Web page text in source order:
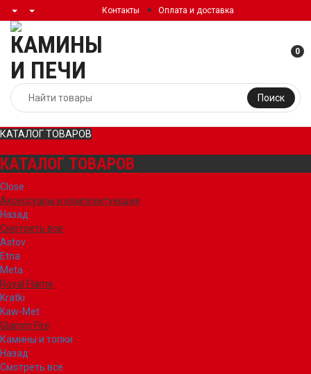
Контакты Оплата и доставка
Поиск
0
КАТАЛОГ ТОВАРОВ
КАТАЛОГ ТОВАРОВ
Close
Аксессуары и комплектующие
Назад
Смотреть все
Astov
Etna
Meta
Royal Flame
Kratki
Kaw-Met
Glamm Fire
Камины и топки
Назад
Смотреть все